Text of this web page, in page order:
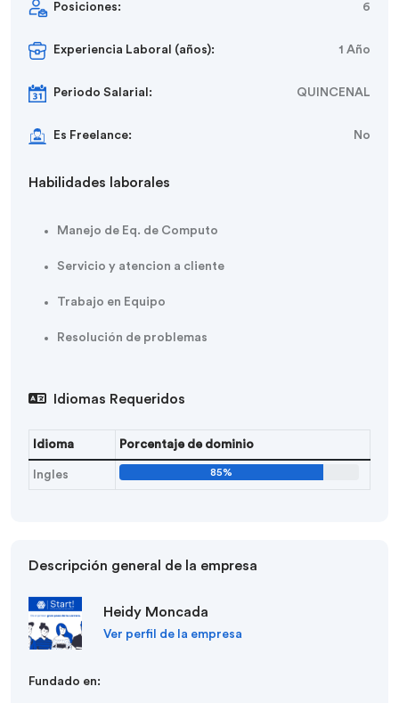
Posiciones: 6
Experiencia Laboral (años): 1 Año
Periodo Salarial: QUINCENAL
Es Freelance: No
Habilidades laborales
Manejo de Eq. de Computo
Servicio y atencion a cliente
Trabajo en Equipo
Resolución de problemas
Idiomas Requeridos
Idioma Porcentaje de dominio
Ingles 85%
Descripción general de la empresa
Heidy Moncada
Ver perfil de la empresa
Fundado en: